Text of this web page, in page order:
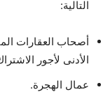
التالية:
أصحاب العقارات
الأدنى لأجور
عمال الهجرة.